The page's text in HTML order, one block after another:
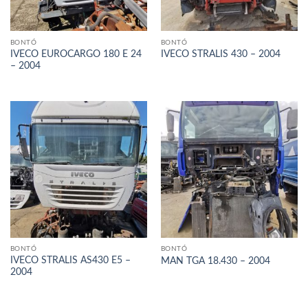
BONTÓ
IVECO EUROCARGO 180 E 24
– 2004
BONTÓ
IVECO STRALIS 430 – 2004
BONTÓ
IVECO STRALIS AS430 E5 –
2004
BONTÓ
MAN TGA 18.430 – 2004